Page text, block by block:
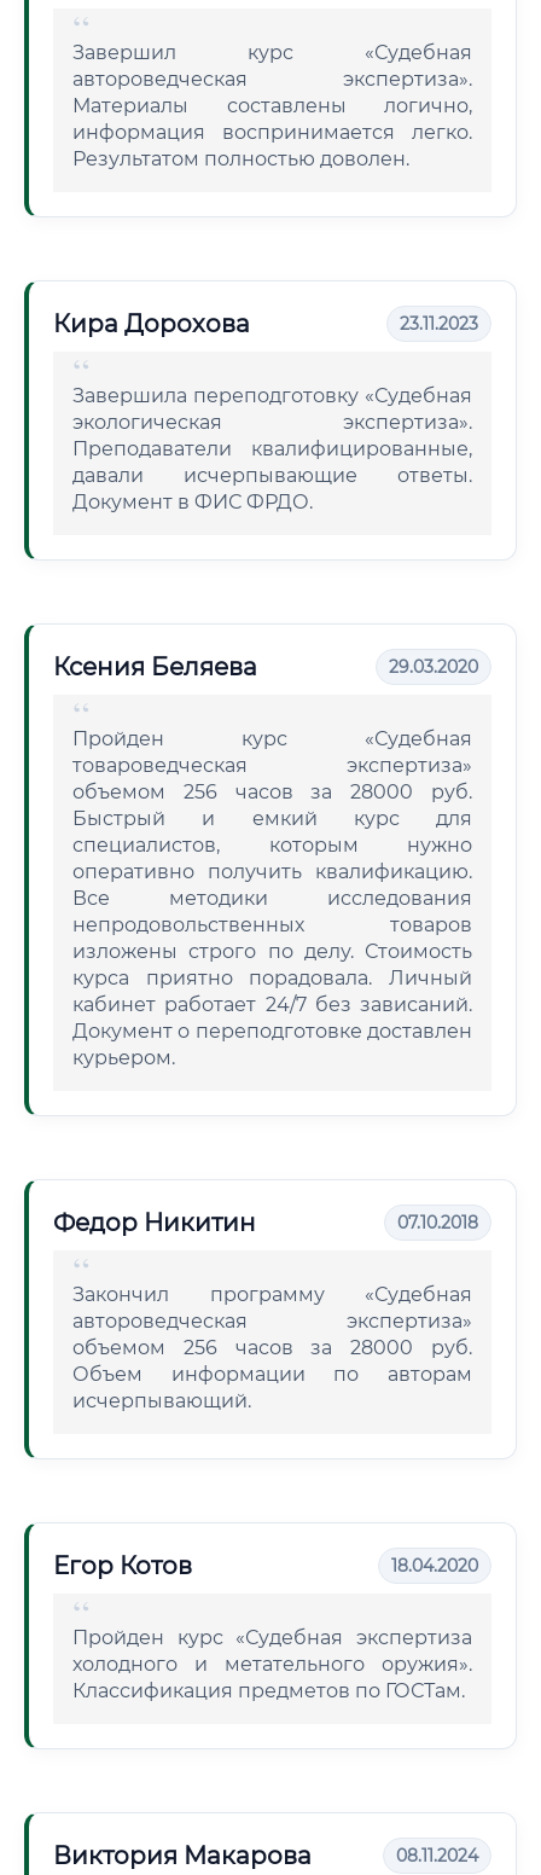
Завершил курс «Судебная
автороведческая экспертиза».
Материалы составлены логично,
информация воспринимается легко.
Результатом полностью доволен.
Кира Дорохова 23.11.2023
Завершила переподготовку «Судебная
экологическая экспертиза».
Преподаватели квалифицированные,
давали исчерпывающие ответы.
Документ в ФИС ФРДО.
Ксения Беляева 29.03.2020
Пройден курс «Судебная
товароведческая экспертиза»
объемом 256 часов за 28000 руб.
Быстрый и емкий курс для
специалистов, которым нужно
оперативно получить квалификацию.
Все методики исследования
непродовольственных товаров
изложены строго по делу. Стоимость
курса приятно порадовала. Личный
кабинет работает 24/7 без зависаний.
Документ о переподготовке доставлен
курьером.
Федор Никитин 07.10.2018
Закончил программу «Судебная
автороведческая экспертиза»
объемом 256 часов за 28000 руб.
Объем информации по авторам
исчерпывающий.
Егор Котов 18.04.2020
Пройден курс «Судебная экспертиза
холодного и метательного оружия».
Классификация предметов по ГОСТам.
Виктория Макарова 08.11.2024